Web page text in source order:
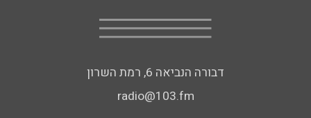
דבורה הנביאה 6, רמת השרון
radio@103.fm